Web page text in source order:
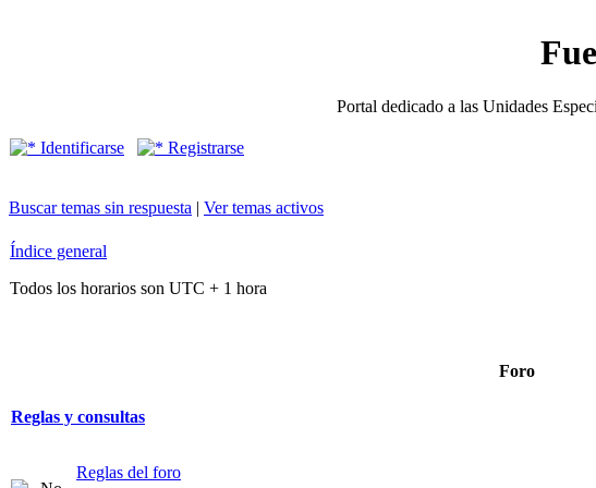
Portal dedicado a las Unidades
Identificarse
Registrarse
Buscar temas sin respuesta | Ver temas activos
Índice general
Todos los horarios son UTC + 1 hora
Foro
Reglas y consultas
Reglas del foro